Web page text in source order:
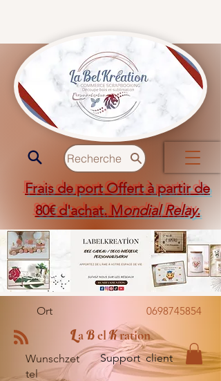
Recherche
Frais de port Offert à partir de
80€ d'achat. Mondial Relay.
Ort 0698745854
LaBelKration
Wunschzet
tel
Support client